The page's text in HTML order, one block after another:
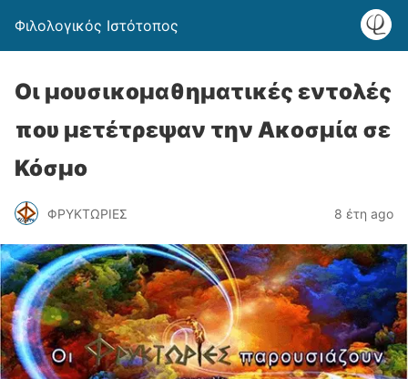
Φιλολογικός Ιστότοπος
Οι μουσικομαθηματικές εντολές
που μετέτρεψαν την Ακοσμία σε
Κόσμο
ΦΡΥΚΤΩΡΙΕΣ 8 έτη ago